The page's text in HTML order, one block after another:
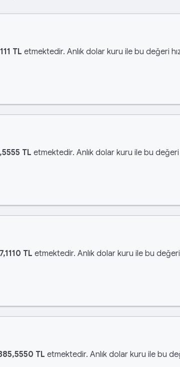
TL etmektedir. Anlık dolar kuru ile bu değeri
TL etmektedir. Anlık dolar kuru ile bu
TL etmektedir. Anlık dolar kuru ile bu
TL etmektedir. Anlık dolar kuru ile bu